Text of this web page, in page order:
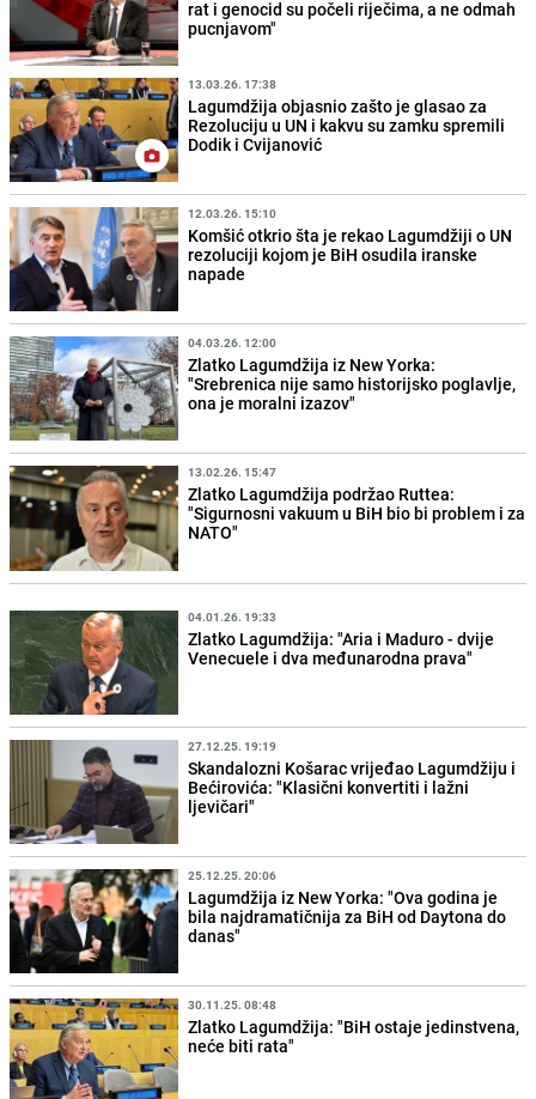
rat i genocid su počeli riječima, a ne odmah
pucnjavom"
13.03.26. 17:38
Lagumdžija objasnio zašto je glasao za
Rezoluciju u UN i kakvu su zamku spremili
Dodik i Cvijanović
12.03.26. 15:10
Komšić otkrio šta je rekao Lagumdžiji o UN
rezoluciji kojom je BiH osudila iranske
napade
04.03.26. 12:00
Zlatko Lagumdžija iz New Yorka:
"Srebrenica nije samo historijsko poglavlje,
ona je moralni izazov"
13.02.26. 15:47
Zlatko Lagumdžija podržao Ruttea:
"Sigurnosni vakuum u BiH bio bi problem i za
NATO"
04.01.26. 19:33
Zlatko Lagumdžija: "Aria i Maduro - dvije
Venecuele i dva međunarodna prava"
27.12.25. 19:19
Skandalozni Košarac vrijeđao Lagumdžiju i
Bećirovića: "Klasični konvertiti i lažni
ljevičari"
25.12.25. 20:06
Lagumdžija iz New Yorka: "Ova godina je
bila najdramatičnija za BiH od Daytona do
danas"
30.11.25. 08:48
Zlatko Lagumdžija: "BiH ostaje jedinstvena,
neće biti rata"